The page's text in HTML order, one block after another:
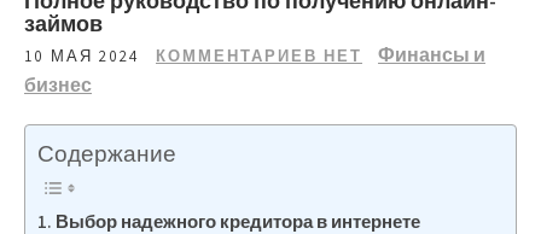
займов
10 МАЯ 2024 КОММЕНТАРИЕВ НЕТ
Финансы и
бизнес
Содержание
Выбор надежного кредитора в интернете